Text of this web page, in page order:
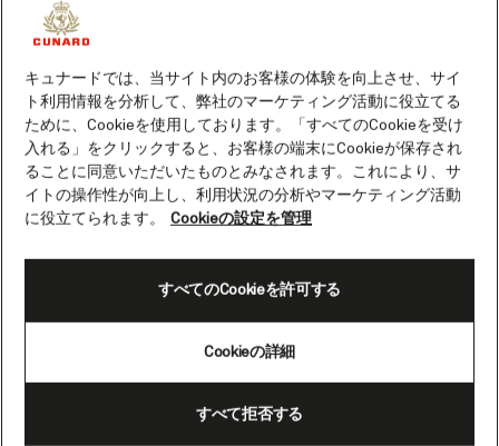
お得なプレゼントキャンペーンなど、クイーン・エリザベスの日本発着
クルーズを盛り上げる期間限定の特別な体験の数々が開催されます。ク
港で繰り広げられる「クイーン・エリザベス」一色のスペシャルイベン
トを、ぜひご体験ください。
キュナードでは、当サイト内のお客様の体験を向上させ、サイ
ト利用情報を分析して、弊社のマーケティング活動に役立てる
ために、Cookieを使用しております。「すべてのCookieを受け
入れる」をクリックすると、お客様の端末にCookieが保存され
ることに同意いただいたものとみなされます。これにより、サ
イトの操作性が向上し、利用状況の分析やマーケティング活動
に役立てられます。
Cookieの設定を管理
Cookieの詳細
すべて拒否する
すべてのCookieを許可する